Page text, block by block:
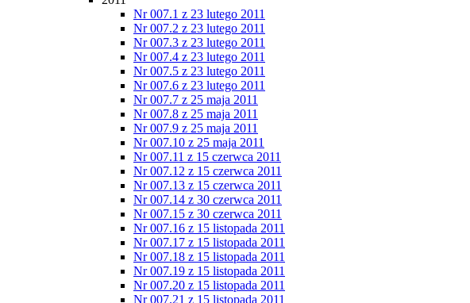
Nr 007.1 z 23 lutego 2011
Nr 007.2 z 23 lutego 2011
Nr 007.3 z 23 lutego 2011
Nr 007.4 z 23 lutego 2011
Nr 007.5 z 23 lutego 2011
Nr 007.6 z 23 lutego 2011
Nr 007.7 z 25 maja 2011
Nr 007.8 z 25 maja 2011
Nr 007.9 z 25 maja 2011
Nr 007.10 z 25 maja 2011
Nr 007.11 z 15 czerwca 2011
Nr 007.12 z 15 czerwca 2011
Nr 007.13 z 15 czerwca 2011
Nr 007.14 z 30 czerwca 2011
Nr 007.15 z 30 czerwca 2011
Nr 007.16 z 15 listopada 2011
Nr 007.17 z 15 listopada 2011
Nr 007.18 z 15 listopada 2011
Nr 007.19 z 15 listopada 2011
Nr 007.20 z 15 listopada 2011
Nr 007.21 z 15 listopada 2011